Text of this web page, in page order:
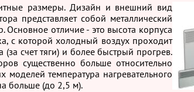
размеры. Дизайн и внешний вид
представляет собой металлический
Основное отличие - это высота корпуса
с которой холодный воздух проходит
счет тяги) и более быстрый прогрев.
существенно больше относительно
температура нагревательного
больше (до 2,5 м).